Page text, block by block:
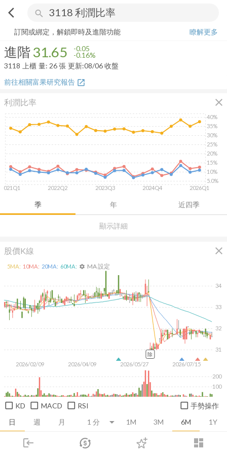
arrow_back_ios search
login dashboard
市場 登入
進階 31.65-0.16%
訂閱或綁定，解鎖即時及進階功能
瞭解更多
進階31.65 -0.05
-0.16%
3118
上櫃 量: 26張 更新:08/06 收盤
前往相關富果研究報告 open_in_new
利潤比率 close
顯示詳細
季 年 近四季
2021Q1 2022Q2 2023Q3 2024Q4 2026Q1
5.0%
10%
15%
20%
25%
30%
35%
40%
股價K線 close
日 週 月 1M 3M 6M 1Y
2026/02/09 2026/04/09 2026/05/27 2026/07/15
31
32
33
34
100
200
5MA: 10MA: 20MA: 60MA: settings MA 設定
除
KD MACD RSI 手勢操作
推薦卡片 消息面 財務報